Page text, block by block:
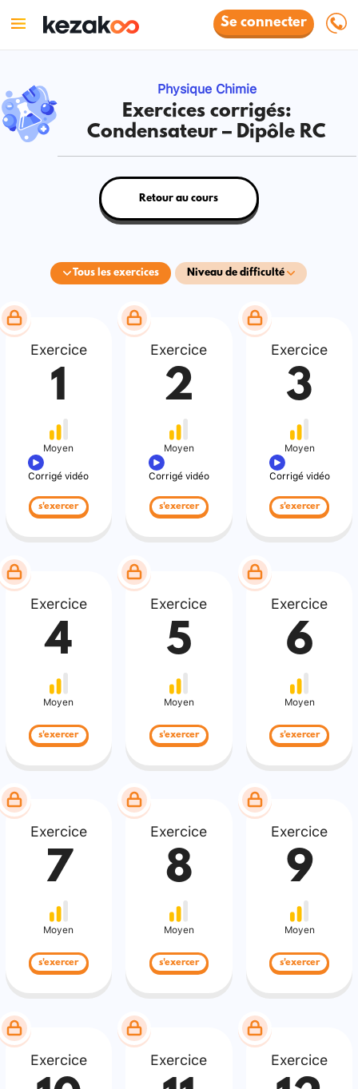
Se connecter
Physique Chimie
Exercices corrigés:
Condensateur – Dipôle RC
Tous les exercices Niveau de difficulté
Retour au cours
Exercice
1
Moyen
Corrigé vidéo
s'exercer
Exercice
2
Moyen
Corrigé vidéo
s'exercer
Exercice
3
Moyen
Corrigé vidéo
s'exercer
Exercice
4
Moyen
s'exercer
Exercice
5
Moyen
s'exercer
Exercice
6
Moyen
s'exercer
Exercice
7
Moyen
s'exercer
Exercice
8
Moyen
s'exercer
Exercice
9
Moyen
s'exercer
Exercice Exercice Exercice